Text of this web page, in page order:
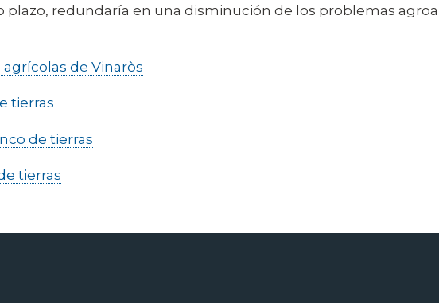
plazo, redundaría en una disminución de los problemas
de Vinaròs
tierras
de tierras
tierras